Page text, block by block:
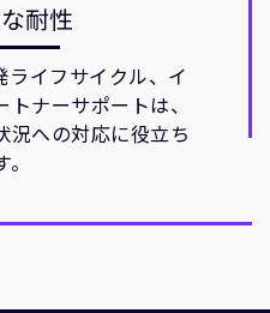
耐性
イフサイクル、イ
ナーサポートは、
況への対応に役立ち